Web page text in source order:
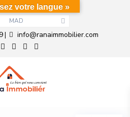
MAD
| info@ranaimmobilier.com
votre langue »